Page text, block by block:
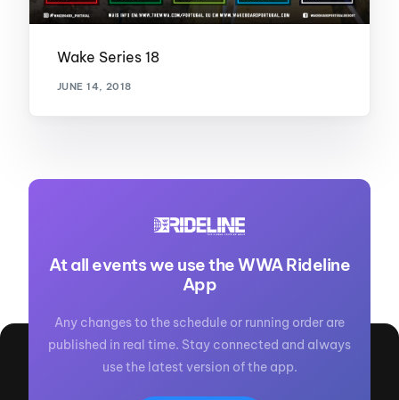
Wake Series 18
JUNE 14, 2018
At all events we use the WWA Rideline
App
Any changes to the schedule or running order are
published in real time. Stay connected and always
use the latest version of the app.